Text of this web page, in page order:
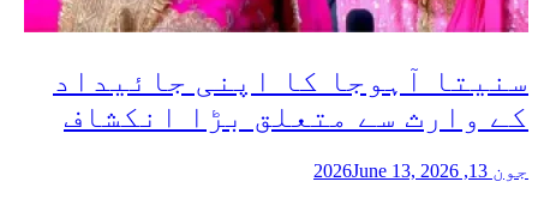
سنیتا آہوجا کا اپنی جائیداد
کے وارث سے متعلق بڑا انکشاف
جون 13, 2026 June 13, 2026